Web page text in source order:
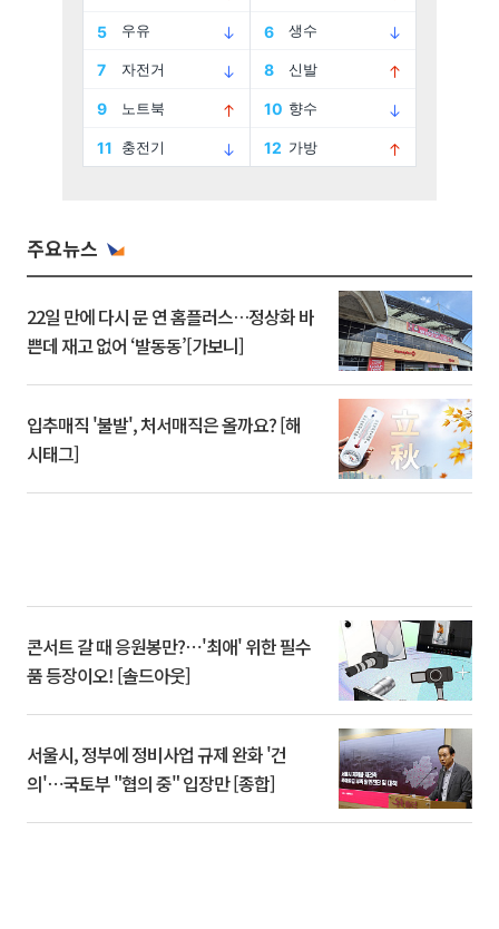
주요뉴스
22일 만에 다시 문 연 홈플러스…정상화 바
쁜데 재고 없어 ‘발동동’[가보니]
입추매직 '불발', 처서매직은 올까요? [해
시태그]
콘서트 갈 때 응원봉만?⋯'최애' 위한 필수
품 등장이오! [솔드아웃]
서울시, 정부에 정비사업 규제 완화 '건
의'⋯국토부 "협의 중" 입장만 [종합]